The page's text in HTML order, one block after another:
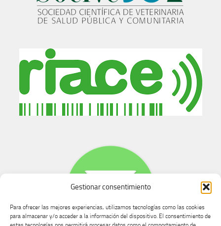
Gestionar consentimiento
Para ofrecer las mejores experiencias, utilizamos tecnologías como las cookies
para almacenar y/o acceder a la información del dispositivo. El consentimiento de